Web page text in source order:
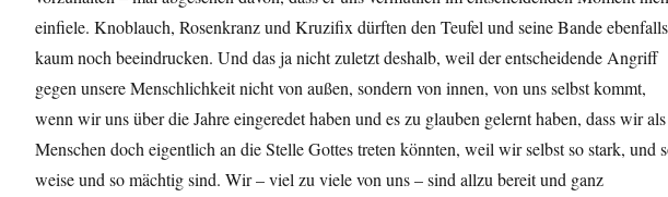
einfiele. Knoblauch, Rosenkranz und Kruzifix dürften den Teufel und seine Bande ebenfalls
kaum noch beeindrucken. Und das ja nicht zuletzt deshalb, weil der entscheidende Angriff
gegen unsere Menschlichkeit nicht von außen, sondern von innen, von uns selbst kommt,
wenn wir uns über die Jahre eingeredet haben und es zu glauben gelernt haben, dass wir als
Menschen doch eigentlich an die Stelle Gottes treten könnten, weil wir selbst so stark, und
weise und so mächtig sind. Wir – viel zu viele von uns – sind allzu bereit und ganz